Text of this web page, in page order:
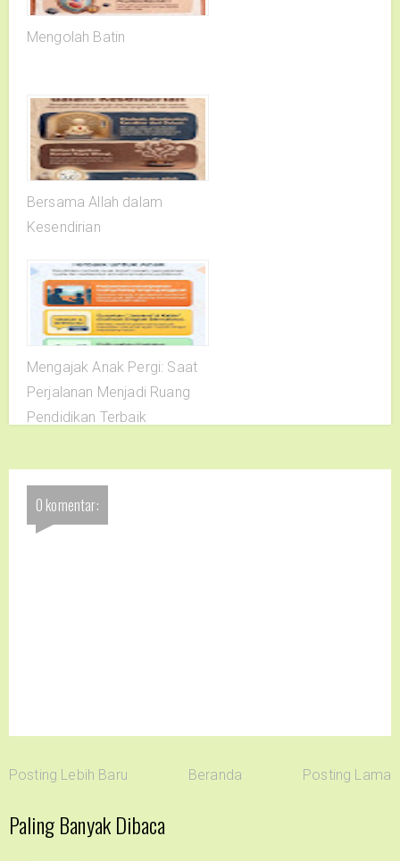
Mengolah Batin
Bersama Allah dalam
Kesendirian
Mengajak Anak Pergi: Saat
Perjalanan Menjadi Ruang
Pendidikan Terbaik
0 komentar:
Posting Lebih Baru Beranda Posting Lama
Paling Banyak Dibaca